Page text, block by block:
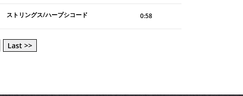
ストリングス/ハープシコード 0:58
Last >>